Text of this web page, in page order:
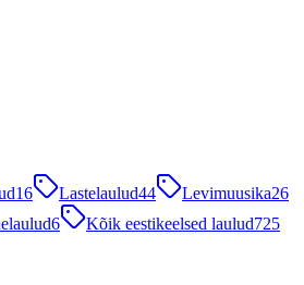
16 Lastelaulud44 Levimuusika26
6 Kõik eestikeelsed laulud725